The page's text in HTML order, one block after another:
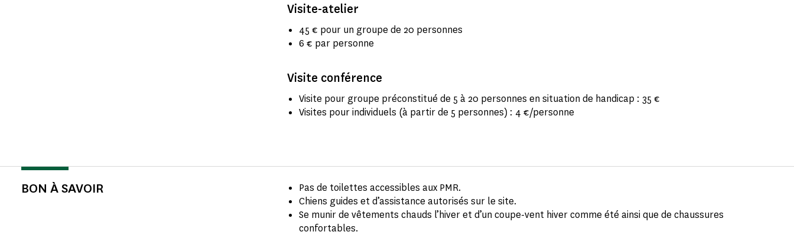
Visite-atelier
45 € pour un groupe de 20 personnes
6 € par personne
Visite conférence
Visite pour groupe préconstitué de 5 à 20 personnes en situation de handicap : 35 €
Visites pour individuels (à partir de 5 personnes) : 4 €/personne
BON À SAVOIR
Pas de toilettes accessibles aux PMR.
Chiens guides et d’assistance autorisés sur le site.
Se munir de vêtements chauds l’hiver et d’un coupe-vent hiver comme été ainsi que de chaussures
confortables.